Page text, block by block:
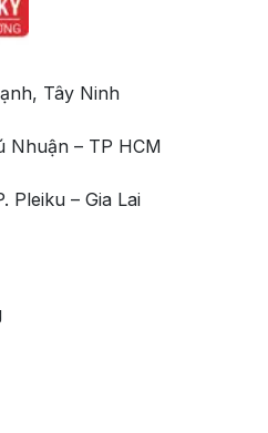
Tây Ninh
Nhuận – TP HCM
Pleiku – Gia Lai